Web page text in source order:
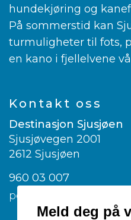
hundekjøring og
På sommerstid kan
turmuligheter til fots,
en kano i fjellelvene
Kontakt oss
Destinasjon Sjusjøen
Sjusjøvegen 2001
2612 Sjusjøen
960 03 007
post@visitsjusjoen.no
Meld deg på